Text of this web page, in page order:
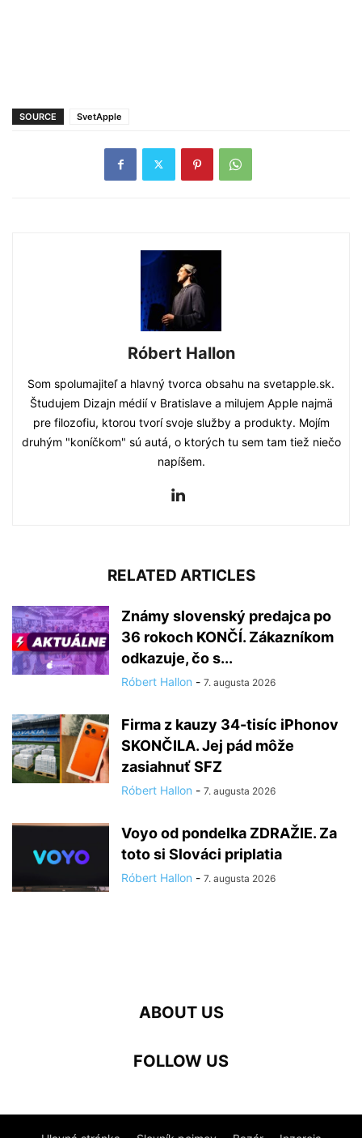
SOURCE SvetApple
Róbert Hallon
Som spolumajiteľ a hlavný tvorca obsahu na svetapple.sk.
Študujem Dizajn médií v Bratislave a milujem Apple najmä
pre filozofiu, ktorou tvorí svoje služby a produkty. Mojím
druhým "koníčkom" sú autá, o ktorých tu sem tam tiež niečo
napíšem.
RELATED ARTICLES
Známy slovenský predajca po
36 rokoch KONČÍ. Zákazníkom
odkazuje, čo s...
Róbert Hallon - 7. augusta 2026
Firma z kauzy 34-tisíc iPhonov
SKONČILA. Jej pád môže
zasiahnuť SFZ
Róbert Hallon - 7. augusta 2026
Voyo od pondelka ZDRAŽIE. Za
toto si Slováci priplatia
Róbert Hallon - 7. augusta 2026
ABOUT US
FOLLOW US